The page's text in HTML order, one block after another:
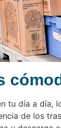
tu día a día,
de los